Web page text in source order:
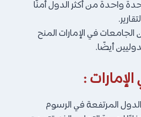
واحدة من أكثر الدول أمنًا
في الإمارات المنح
أيضًا.
:
المرتفعة في الرسوم